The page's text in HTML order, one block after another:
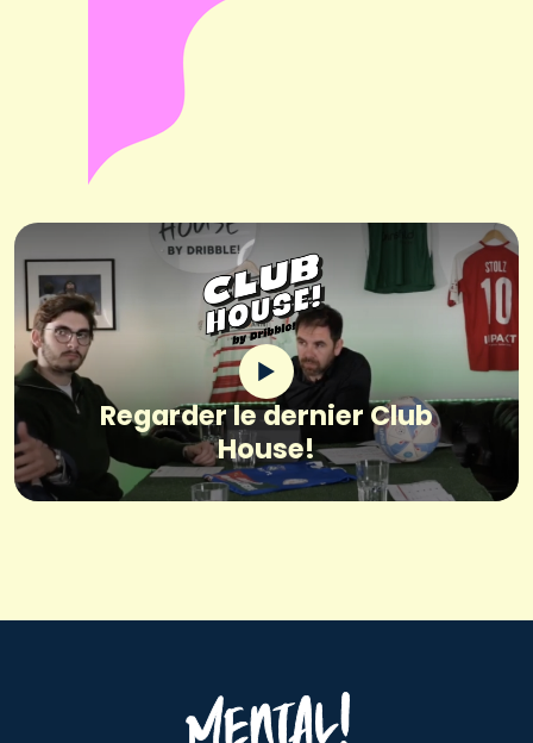
Regarder le dernier Club
House!